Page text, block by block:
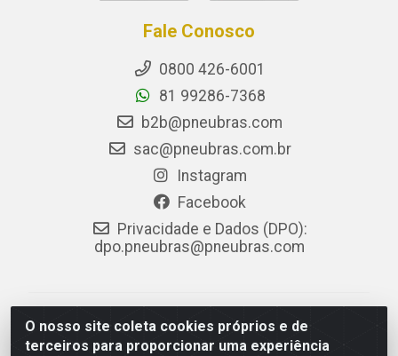
O nosso site coleta cookies próprios e de
terceiros para proporcionar uma experiência
Fale Conosco
0800 426-6001
81 99286-7368
b2b@pneubras.com
sac@pneubras.com.br
Instagram
Facebook
Privacidade e Dados (DPO):
dpo.pneubras@pneubras.com
PneuBras - Rodovia BR-101, KM 82 - Prazeres,
Jaboatão dos Guararapes/PE - CEP 54.335-000 - CNPJ